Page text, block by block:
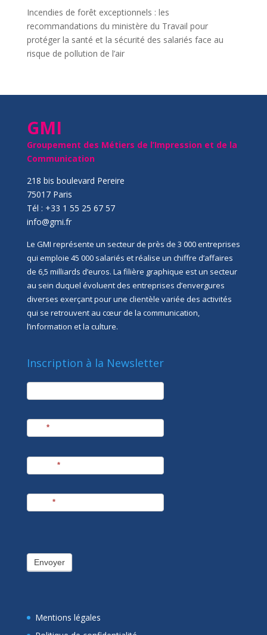
Incendies de forêt exceptionnels : les
recommandations du ministère du Travail pour
protéger la santé et la sécurité des salariés face au
risque de pollution de l’air
GMI
Groupement des Métiers de l’Impression et de la
Communication
218 bis boulevard Pereire
75017 Paris
Tél : +33 1 55 25 67 57
info@gmi.fr
Le GMI représente un secteur de près de 3 000 entreprises
qui emploie 45 000 salariés et réalise un chiffre d’affaires
de 6,5 milliards d’euros. La filière graphique est un secteur
au sein duquel évoluent des entreprises d’envergures
diverses exerçant pour une clientèle variée des activités
qui se retrouvent au cœur de la communication,
l’information et la culture.
Inscription à la Newsletter
newsletter
*
*
*
Envoyer
Mentions légales